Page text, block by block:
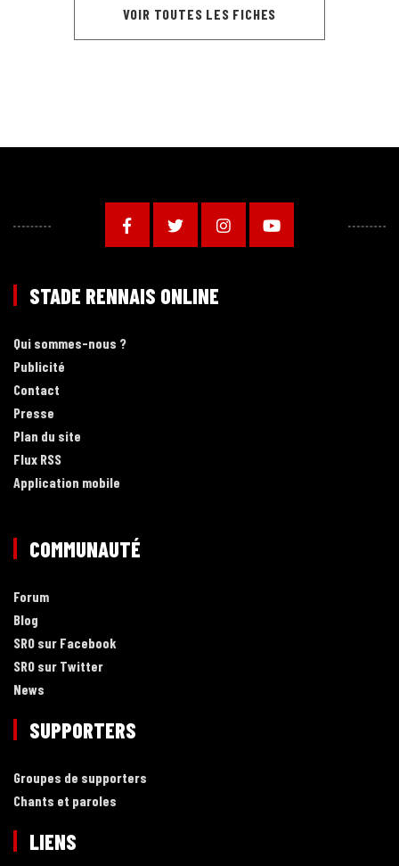
VOIR TOUTES LES FICHES
STADE RENNAIS ONLINE
Qui sommes-nous ?
Publicité
Contact
Presse
Plan du site
Flux RSS
Application mobile
COMMUNAUTÉ
Forum
Blog
SRO sur Facebook
SRO sur Twitter
News
SUPPORTERS
Groupes de supporters
Chants et paroles
LIENS